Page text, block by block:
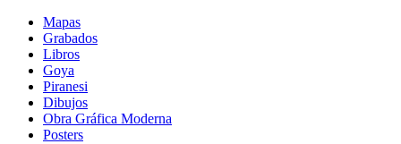
Mapas
Grabados
Libros
Goya
Piranesi
Dibujos
Obra Gráfica Moderna
Posters